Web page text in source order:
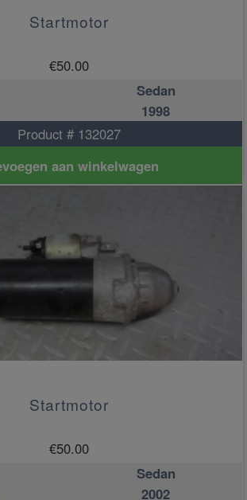
Startmotor
€50.00
Sedan
1998
Product # 132027
aan winkelwagen
Startmotor
€50.00
Sedan
2002